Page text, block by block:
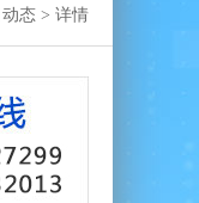
态 > 详情